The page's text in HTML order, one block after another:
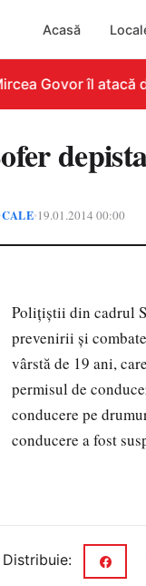
Acasă
Govor îl atacă
•19.01.2014 00:00
Poliţiştii din cadrul
prevenirii şi
vârstă de 19 ani,
permisul de
conducere pe
conducere a fost
Distribuie: